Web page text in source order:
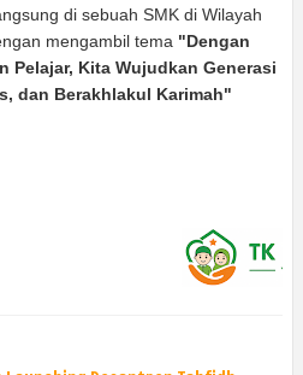
di sebuah SMK di Wilayah
mengambil tema "Dengan
Pelajar, Kita Wujudkan Generasi
dan Berakhlakul Karimah"